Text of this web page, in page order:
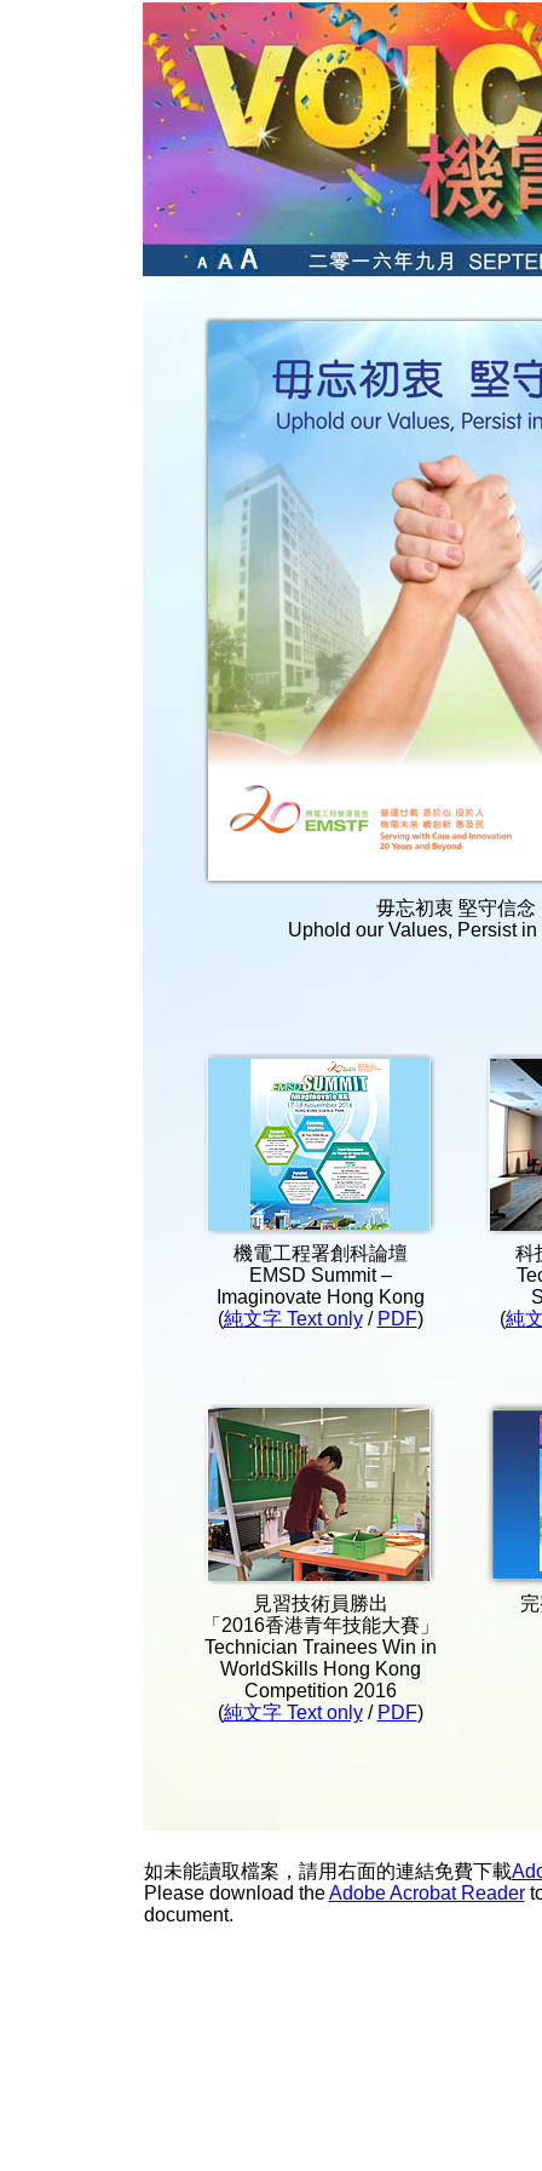
毋忘初衷 堅守信念
Uphold our Values, Persist
機電工程署創科論壇
EMSD Summit –
Imaginovate Hong Kong
(純文字 Text only/ PDF)
科
(純
見習技術員勝出
「2016香港青年技能大賽」
Technician Trainees Win in
WorldSkills Hong Kong
Competition 2016
(純文字 Text only/ PDF)
如未能讀取檔案，請用右面的連結免費下載
Please download theAdobe Acrobat Reader
document.